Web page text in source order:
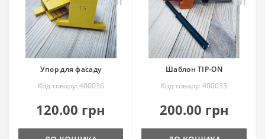
Упор для фасаду
Код товару: 400036
120.00 грн
Шаблон TIP-ON
Код товару: 400033
200.00 грн